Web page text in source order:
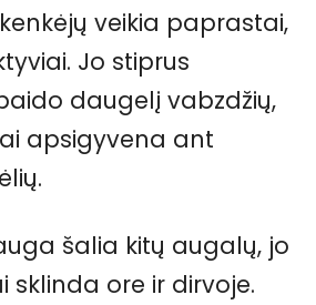
veikia paprastai,
Jo stiprus
daugelį vabzdžių,
apsigyvena ant
šalia kitų augalų, jo
sklinda ore ir dirvoje.